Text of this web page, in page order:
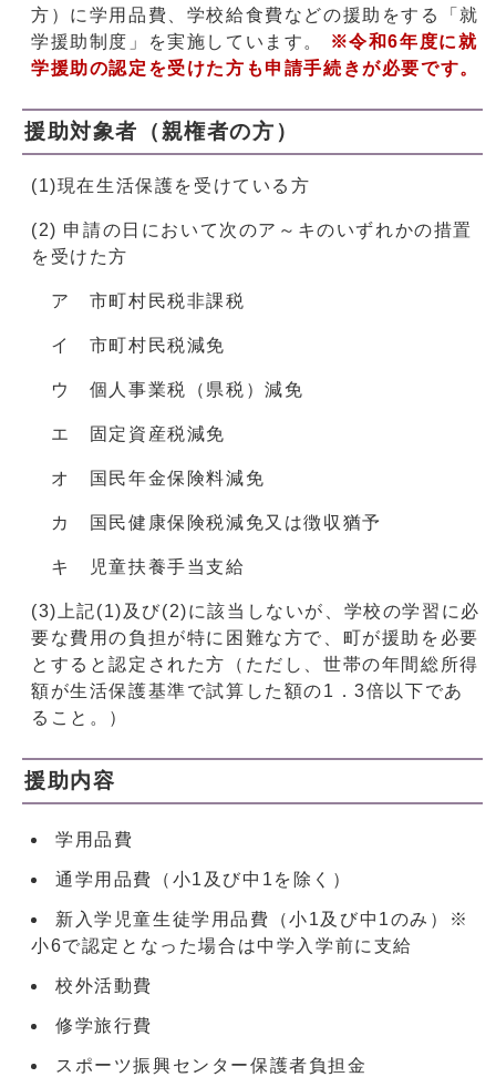
方）に学用品費、学校給食費などの援助をする「就
学援助制度」を実施しています。
※令和6年度に就
学援助の認定を受けた方も申請手続きが必要です。
援助対象者（親権者の方）
(1)現在生活保護を受けている方
(2) 申請の日において次のア～キのいずれかの措置
を受けた方
ア 市町村民税非課税
イ 市町村民税減免
ウ 個人事業税（県税）減免
エ 固定資産税減免
オ 国民年金保険料減免
カ 国民健康保険税減免又は徴収猶予
キ 児童扶養手当支給
(3)上記(1)及び(2)に該当しないが、学校の学習に必
要な費用の負担が特に困難な方で、町が援助を必要
とすると認定された方（ただし、世帯の年間総所得
額が生活保護基準で試算した額の1．3倍以下であ
ること。）
援助内容
学用品費
通学用品費（小1及び中1を除く）
新入学児童生徒学用品費（小1及び中1のみ）※
小6で認定となった場合は中学入学前に支給
校外活動費
修学旅行費
スポーツ振興センター保護者負担金